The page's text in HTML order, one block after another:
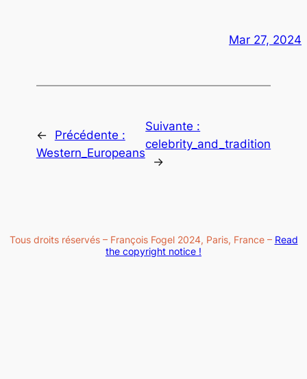
Mar 27, 2024
←
Précédente :
Western_Europeans
Suivante :
celebrity_and_tradition
→
Tous droits réservés – François Fogel 2024, Paris, France – Read
the copyright notice !